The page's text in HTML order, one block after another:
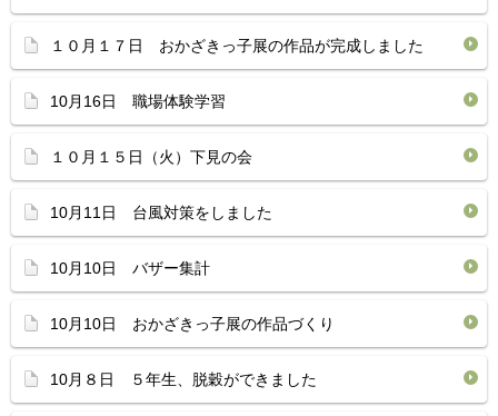
１０月１７日 おかざきっ子展の作品が完成しました
10月16日 職場体験学習
１０月１５日（火）下見の会
10月11日 台風対策をしました
10月10日 バザー集計
10月10日 おかざきっ子展の作品づくり
10月８日 ５年生、脱穀ができました